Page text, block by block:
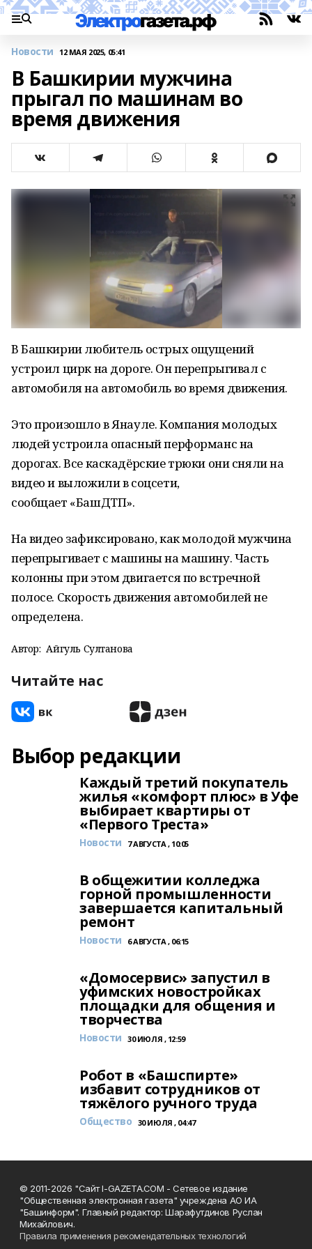
Новости 12 МАЯ 2025, 05:41
В Башкирии мужчина
прыгал по машинам во
время движения
В Башкирии любитель острых ощущений
устроил цирк на дороге. Он перепрыгивал с
автомобиля на автомобиль во время движения.
Это произошло в Янауле. Компания молодых
людей устроила опасный перформанс на
дорогах. Все каскадёрские трюки они сняли на
видео и выложили в соцсети,
сообщает «БашДТП».
На видео зафиксировано, как молодой мужчина
перепрыгивает с машины на машину. Часть
колонны при этом двигается по встречной
полосе. Скорость движения автомобилей не
определена.
Автор: Айгуль Султанова
Читайте нас
Выбор редакции
Каждый третий покупатель
жилья «комфорт плюс» в Уфе
выбирает квартиры от
«Первого Треста»
Новости 7 АВГУСТА , 10:05
В общежитии колледжа
горной промышленности
завершается капитальный
ремонт
Новости 6 АВГУСТА , 06:15
«Домосервис» запустил в
уфимских новостройках
площадки для общения и
творчества
Новости 30 ИЮЛЯ , 12:59
Робот в «Башспирте»
избавит сотрудников от
тяжёлого ручного труда
Общество 30 ИЮЛЯ , 04:47
© 2011-2026 "Сайт I-GAZETA.COM - Сетевое издание
"Общественная электронная газета" учреждена АО ИА
"Башинформ". Главный редактор: Шарафутдинов Руслан
Михайлович.
Правила применения рекомендательных технологий